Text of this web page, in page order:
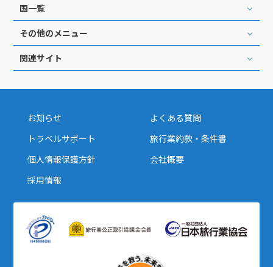
国一覧
その他のメニュー
関連サイト
お知らせ
よくある質問
トラベルサポート
旅行業約款・条件書
個人情報保護方針
会社概要
採用情報